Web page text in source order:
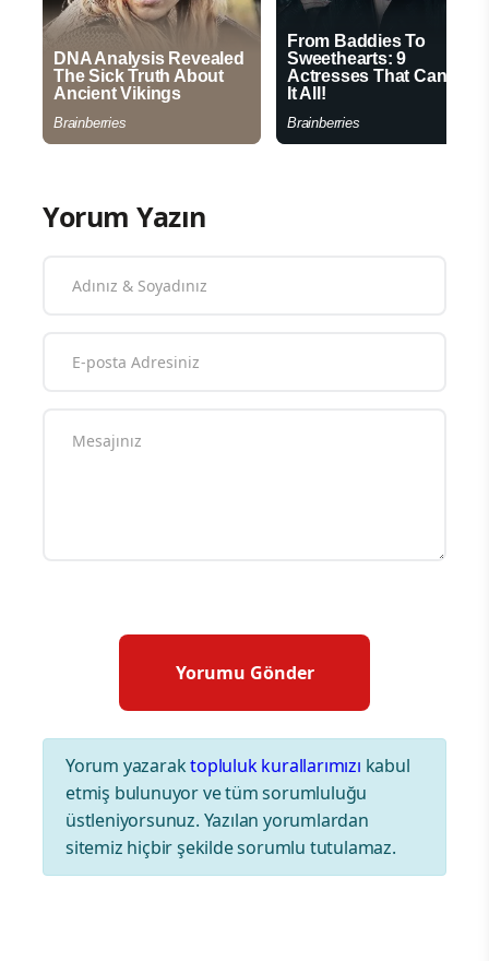
Yorum Yazın
Yorum yazaraktopluluk kurallarımızı kabul
etmiş bulunuyor ve tüm sorumluluğu
üstleniyorsunuz. Yazılan yorumlardan
sitemiz hiçbir şekilde sorumlu tutulamaz.